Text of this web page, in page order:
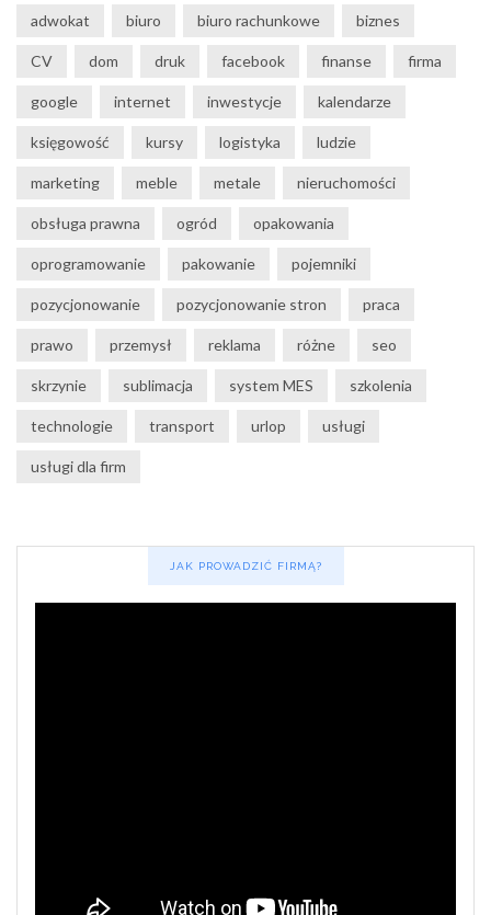
adwokat biuro biuro rachunkowe biznes
CV dom druk facebook finanse firma
google internet inwestycje kalendarze
księgowość kursy logistyka ludzie
marketing meble metale nieruchomości
obsługa prawna ogród opakowania
oprogramowanie pakowanie pojemniki
pozycjonowanie pozycjonowanie stron praca
prawo przemysł reklama różne seo
skrzynie sublimacja system MES szkolenia
technologie transport urlop usługi
usługi dla firm
JAK PROWADZIĆ FIRMĄ?